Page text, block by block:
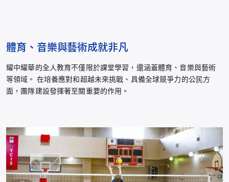
體育、音樂與藝術成就非凡
耀中耀華的全人教育不僅限於課堂學習，還涵蓋體育、音樂與藝術
等領域。 在培養應對和超越未來挑戰、具備全球競爭力的公民方
面，團隊建設發揮著至關重要的作用。